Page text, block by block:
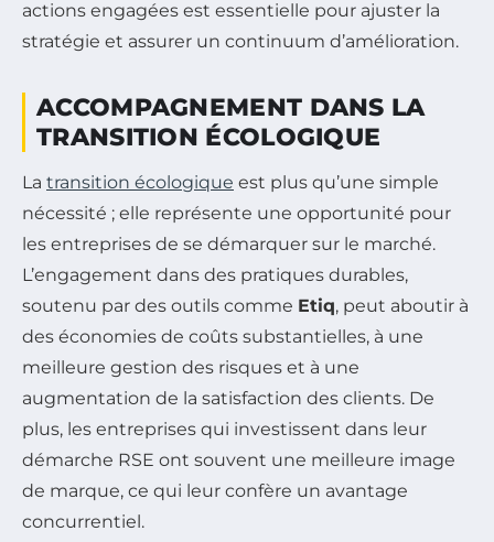
actions engagées est essentielle pour ajuster la
stratégie et assurer un continuum d’amélioration.
ACCOMPAGNEMENT DANS LA
TRANSITION ÉCOLOGIQUE
La transition écologique est plus qu’une simple
nécessité ; elle représente une opportunité pour
les entreprises de se démarquer sur le marché.
L’engagement dans des pratiques durables,
soutenu par des outils comme Etiq, peut aboutir à
des économies de coûts substantielles, à une
meilleure gestion des risques et à une
augmentation de la satisfaction des clients. De
plus, les entreprises qui investissent dans leur
démarche RSE ont souvent une meilleure image
de marque, ce qui leur confère un avantage
concurrentiel.